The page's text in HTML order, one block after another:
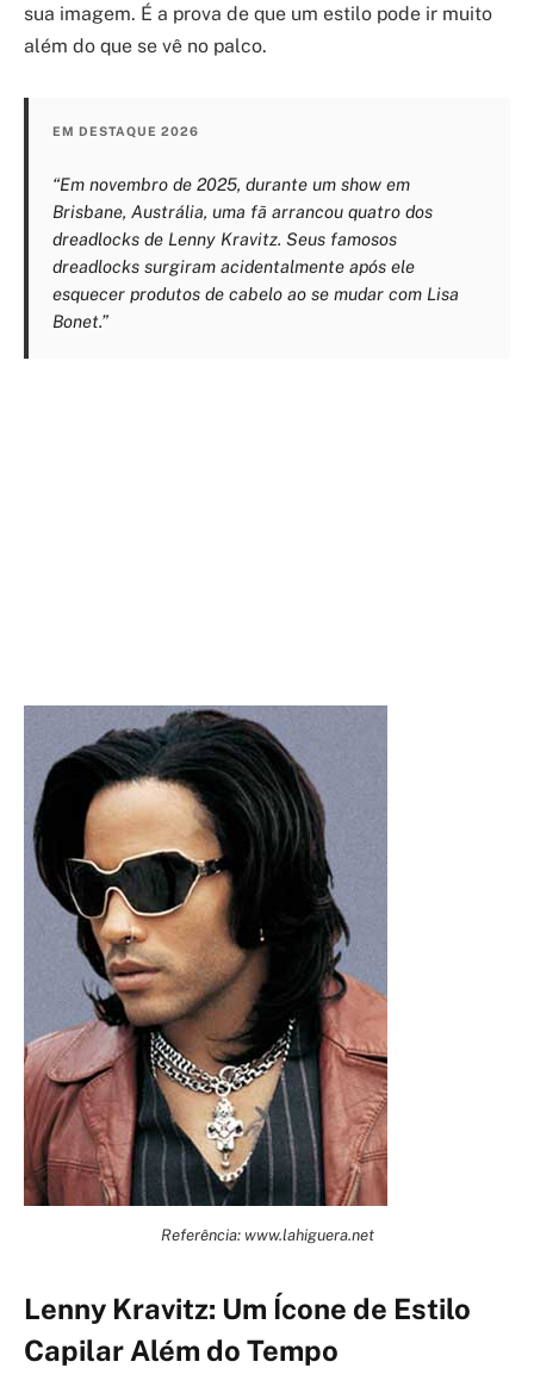
sua imagem. É a prova de que um estilo pode ir muito
além do que se vê no palco.
EM DESTAQUE 2026
“Em novembro de 2025, durante um show em
Brisbane, Austrália, uma fã arrancou quatro dos
dreadlocks de Lenny Kravitz. Seus famosos
dreadlocks surgiram acidentalmente após ele
esquecer produtos de cabelo ao se mudar com Lisa
Bonet.”
Referência: www.lahiguera.net
Lenny Kravitz: Um Ícone de Estilo
Capilar Além do Tempo